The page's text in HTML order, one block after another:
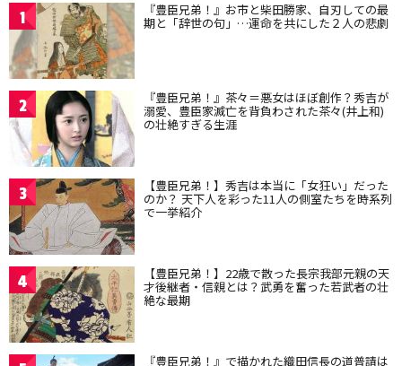
1 『豊臣兄弟！』お市と柴田勝家、自刃しての最
期と「辞世の句」…運命を共にした２人の悲劇
2 『豊臣兄弟！』茶々＝悪女はほぼ創作？秀吉が
溺愛、豊臣家滅亡を背負わされた茶々(井上和)
の壮絶すぎる生涯
3 【豊臣兄弟！】秀吉は本当に「女狂い」だった
のか？ 天下人を彩った11人の側室たちを時系列
で一挙紹介
4 【豊臣兄弟！】22歳で散った長宗我部元親の天
才後継者・信親とは？武勇を奮った若武者の壮
絶な最期
『豊臣兄弟！』で描かれた織田信長の道普請は